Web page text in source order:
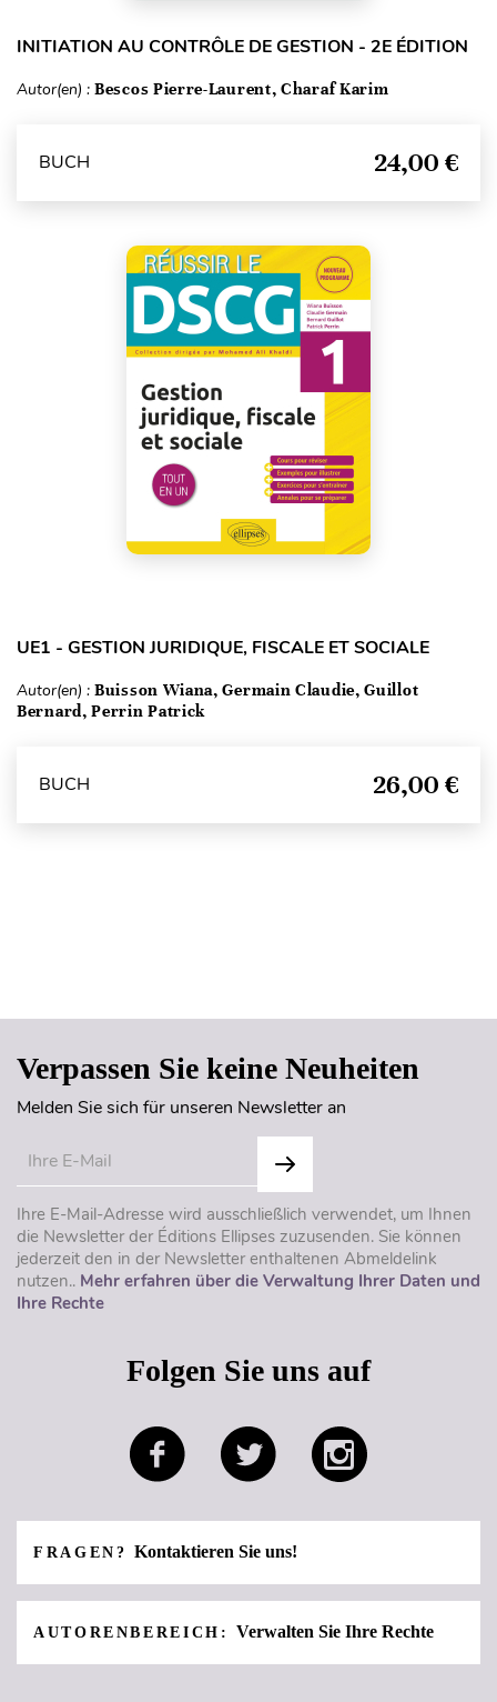
INITIATION AU CONTRÔLE DE GESTION - 2E ÉDITION
Autor(en) : Bescos Pierre-Laurent, Charaf Karim
BUCH 24,00 €
UE1 - GESTION JURIDIQUE, FISCALE ET SOCIALE
Autor(en) : Buisson Wiana, Germain Claudie, Guillot
Bernard, Perrin Patrick
BUCH 26,00 €
Verpassen Sie keine Neuheiten
Melden Sie sich für unseren Newsletter an
Ihre E-Mail-Adresse wird ausschließlich verwendet, um Ihnen
die Newsletter der Éditions Ellipses zuzusenden. Sie können
jederzeit den in der Newsletter enthaltenen Abmeldelink
nutzen.. Mehr erfahren über die Verwaltung Ihrer Daten und
Ihre Rechte
Folgen Sie uns auf
FRAGEN? Kontaktieren Sie uns!
AUTORENBEREICH: Verwalten Sie Ihre Rechte